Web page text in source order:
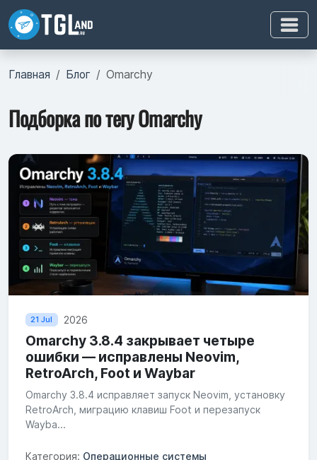
Главная Блог Omarchy
Подборка по тегу Omarchy
21 Jul 2026
Omarchy 3.8.4 закрывает четыре
ошибки — исправлены Neovim,
RetroArch, Foot и Waybar
Omarchy 3.8.4 исправляет запуск Neovim, установку
RetroArch, миграцию клавиш Foot и перезапуск
Wayba...
Категория: Операционные системы